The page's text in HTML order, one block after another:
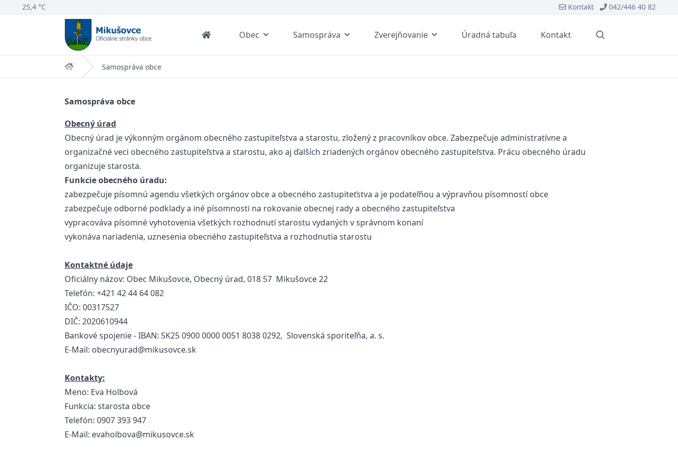
25,4 °C Kontakt 042/446 40 82
Obec Samospráva Zverejňovanie Úradná tabuľa Kontakt Vyhľadávanie
Domov Samospráva obce
Samospráva obce
Obecný úrad
Obecný úrad je výkonným orgánom obecného zastupiteľstva a starostu, zložený z pracovníkov obce. Zabezpečuje administratívne a
organizačné veci obecného zastupiteľstva a starostu, ako aj ďalších zriadených orgánov obecného zastupiteľstva. Prácu obecného úradu
organizuje starosta.
Funkcie obecného úradu:
zabezpečuje písomnú agendu všetkých orgánov obce a obecného zastupiteťstva a je podateľňou a výpravňou písomností obce
zabezpečuje odborné podklady a iné písomnosti na rokovanie obecnej rady a obecného zastupiteľstva
vypracováva písomné vyhotovenia všetkých rozhodnutí starostu vydaných v správnom konaní
vykonáva nariadenia, uznesenia obecného zastupiteľstva a rozhodnutia starostu
Kontaktné údaje
Oficiálny názov: Obec Mikušovce, Obecný úrad, 018 57 Mikušovce 22
Telefón: +421 42 44 64 082
IČO: 00317527
DIČ: 2020610944
Bankové spojenie - IBAN: SK25 0900 0000 0051 8038 0292, Slovenská sporiteľňa, a. s.
E-Mail: obecnyurad@mikusovce.sk
Kontakty:
Meno: Eva Holbová
Funkcia: starosta obce
Telefón: 0907 393 947
E-Mail: evaholbova@mikusovce.sk